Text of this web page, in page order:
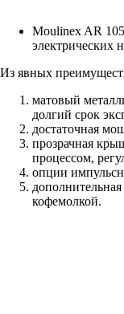
Moulinex AR
электрических
Из явных
матовый
долгий срок
достаточная
прозрачная
процессом,
опции
кофемолкой.